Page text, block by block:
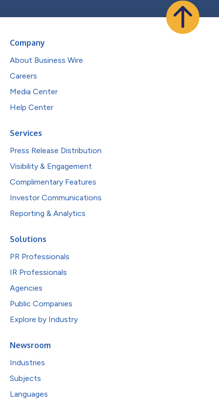
Company
About Business Wire
Careers
Media Center
Help Center
Services
Press Release Distribution
Visibility & Engagement
Complimentary Features
Investor Communications
Reporting & Analytics
Solutions
PR Professionals
IR Professionals
Agencies
Public Companies
Explore by Industry
Newsroom
Industries
Subjects
Languages